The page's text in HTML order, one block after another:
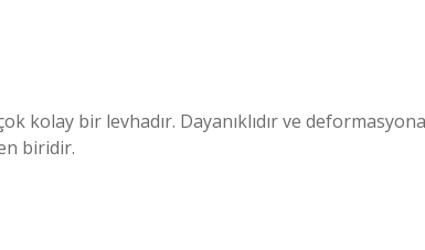
kolay bir levhadır. Dayanıklıdır ve deformasyona
biridir.